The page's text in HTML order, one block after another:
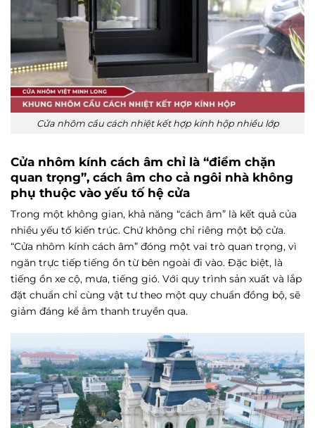
Cửa nhôm cầu cách nhiệt kết hợp kính hộp nhiều lớp
Cửa nhôm kính cách âm chỉ là “điểm chặn
quan trọng”, cách âm cho cả ngôi nhà không
phụ thuộc vào yếu tố hệ cửa
Trong một không gian, khả năng “cách âm” là kết quả của
nhiều yếu tố kiến trúc. Chứ không chỉ riêng một bộ cửa.
“Cửa nhôm kính cách âm” đóng một vai trò quan trọng, vì
ngăn trực tiếp tiếng ồn từ bên ngoài đi vào. Đặc biệt, là
tiếng ồn xe cộ, mưa, tiếng gió. Với quy trình sản xuất và lắp
đặt chuẩn chỉ cùng vật tư theo một quy chuẩn đồng bộ, sẽ
giảm đáng kể âm thanh truyền qua.